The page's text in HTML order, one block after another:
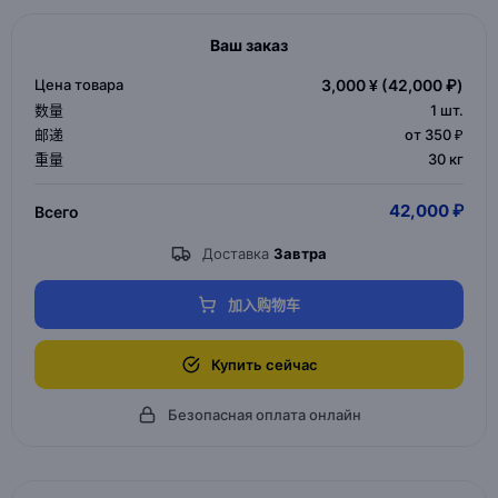
Ваш заказ
Цена товара 3,000 ¥ (42,000 ₽)
数量 1 шт.
邮递
от 350 ₽
重量
30 кг
Всего 42,000 ₽
Доставка Завтра
加入购物车
Купить сейчас
Безопасная оплата онлайн